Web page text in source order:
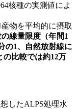
核種の実測値によ
物を平均的に摂取
線量限度（年間1
の1、自然放射線に
の比較では約12万
したALPS処理水